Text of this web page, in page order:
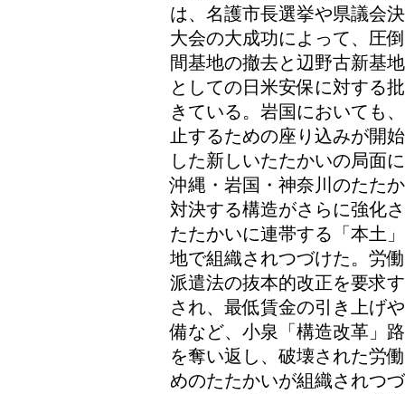
は、名護市長選挙や県議会
大会の大成功によって、圧
間基地の撤去と辺野古新基
としての日米安保に対する
きている。岩国においても
止するための座り込みが開
した新しいたたかいの局面
沖縄・岩国・神奈川のたた
対決する構造がさらに強化
たたかいに連帯する「本土
地で組織されつづけた。労
派遣法の抜本的改正を要求
され、最低賃金の引き上げ
備など、小泉「構造改革」
を奪い返し、破壊された労
めのたたかいが組織されつ